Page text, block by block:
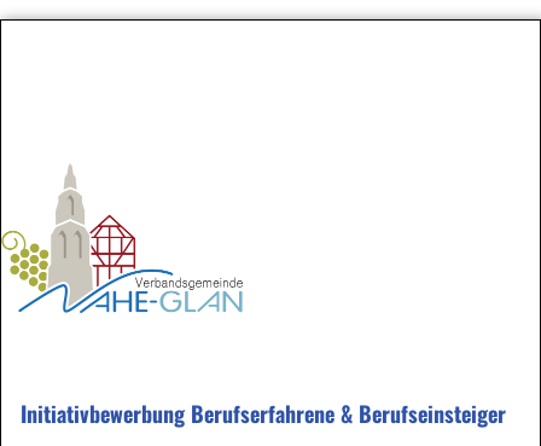
Initiativbewerbung Berufserfahrene & Berufseinsteiger